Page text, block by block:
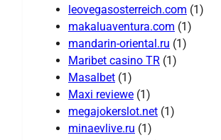
leovegasosterreich.com (1)
makaluaventura.com (1)
mandarin-oriental.ru (1)
Maribet casino TR (1)
Masalbet (1)
Maxi reviewe (1)
megajokerslot.net (1)
minaevlive.ru (1)